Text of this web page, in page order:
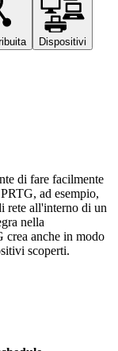
Dispositivi
di fare facilmente
ad esempio,
rete all'interno di un
nella
anche in modo
scoperti.